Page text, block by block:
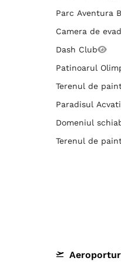
Parc Aventura
Camera de
Dash Club
Patinoarul
Terenul de
Paradisul
Domeniul
Terenul de